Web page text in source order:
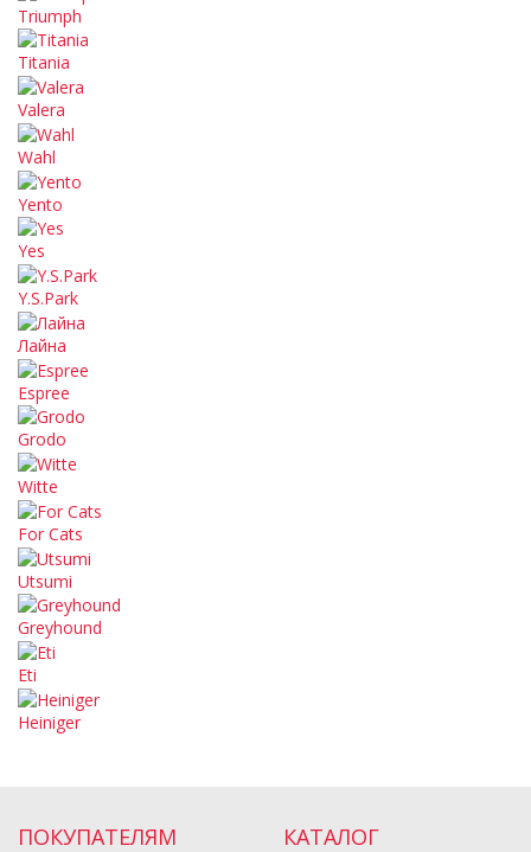
Triumph
Titania
Valera
Wahl
Yento
Yes
Y.S.Park
Лайна
Espree
Grodo
Witte
For Cats
Utsumi
Greyhound
Eti
Heiniger
ПОКУПАТЕЛЯМ КАТАЛОГ